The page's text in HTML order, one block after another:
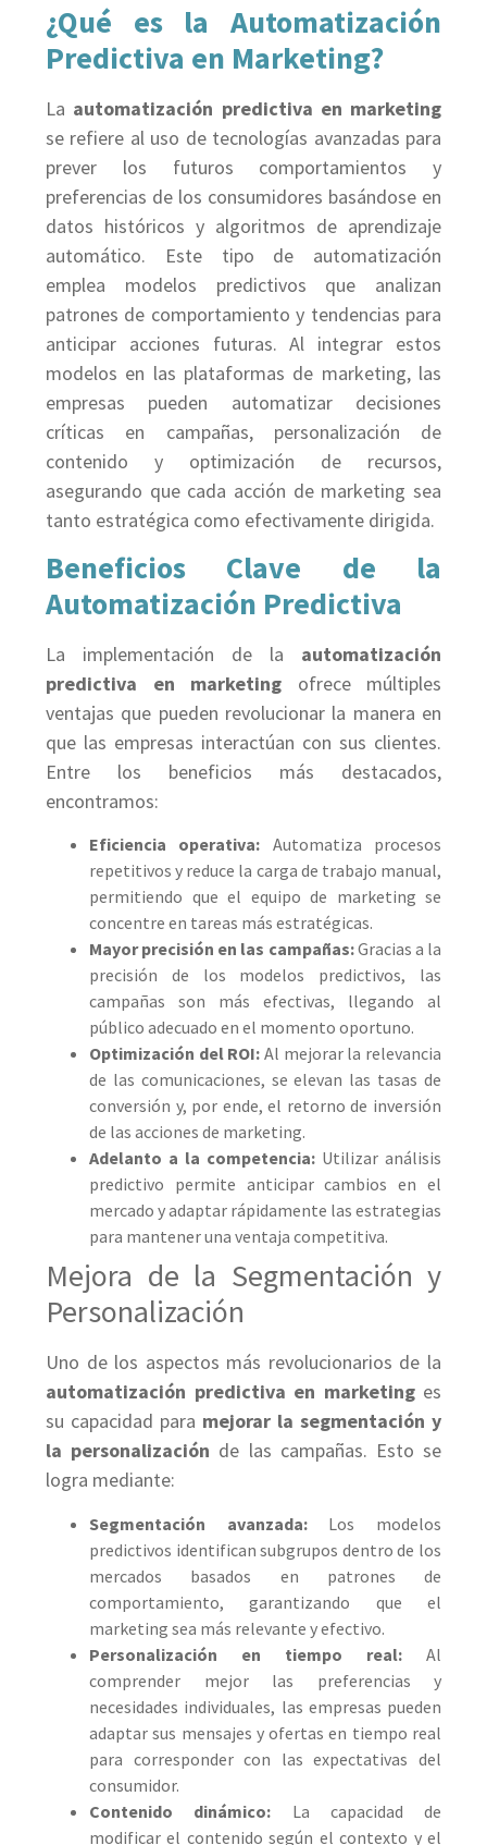
¿Qué es la Automatización
Predictiva en Marketing?
La automatización predictiva en marketing
se refiere al uso de tecnologías avanzadas para
prever los futuros comportamientos y
preferencias de los consumidores basándose en
datos históricos y algoritmos de aprendizaje
automático. Este tipo de automatización
emplea modelos predictivos que analizan
patrones de comportamiento y tendencias para
anticipar acciones futuras. Al integrar estos
modelos en las plataformas de marketing, las
empresas pueden automatizar decisiones
críticas en campañas, personalización de
contenido y optimización de recursos,
asegurando que cada acción de marketing sea
tanto estratégica como efectivamente dirigida.
Beneficios Clave de la
Automatización Predictiva
La implementación de la automatización
predictiva en marketing ofrece múltiples
ventajas que pueden revolucionar la manera en
que las empresas interactúan con sus clientes.
Entre los beneficios más destacados,
encontramos:
Eficiencia operativa: Automatiza procesos
repetitivos y reduce la carga de trabajo manual,
permitiendo que el equipo de marketing se
concentre en tareas más estratégicas.
Mayor precisión en las campañas:Gracias a la
precisión de los modelos predictivos, las
campañas son más efectivas, llegando al
público adecuado en el momento oportuno.
Optimización del ROI: Al mejorar la relevancia
de las comunicaciones, se elevan las tasas de
conversión y, por ende, el retorno de inversión
de las acciones de marketing.
Adelanto a la competencia: Utilizar análisis
predictivo permite anticipar cambios en el
mercado y adaptar rápidamente las estrategias
para mantener una ventaja competitiva.
Mejora de la Segmentación y
Personalización
Uno de los aspectos más revolucionarios de la
automatización predictiva en marketinges
su capacidad para mejorar la segmentación y
la personalización de las campañas. Esto se
logra mediante:
Segmentación avanzada:Los modelos
predictivos identifican subgrupos dentro de los
mercados basados en patrones de
comportamiento, garantizando que el
marketing sea más relevante y efectivo.
Personalización en tiempo real: Al
comprender mejor las preferencias y
necesidades individuales, las empresas pueden
adaptar sus mensajes y ofertas en tiempo real
para corresponder con las expectativas del
consumidor.
Contenido dinámico: La capacidad de
modificar el contenido según el contexto y el